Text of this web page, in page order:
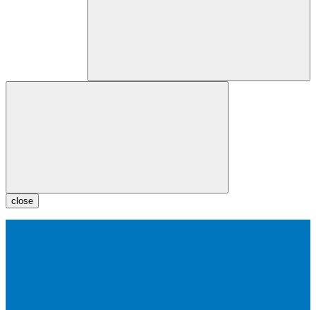
close